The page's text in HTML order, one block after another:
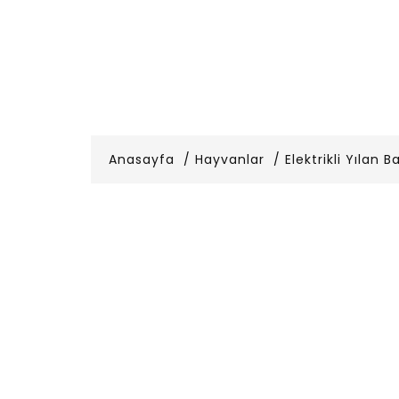
Anasayfa Hayvanlar Elektrikli Yılan